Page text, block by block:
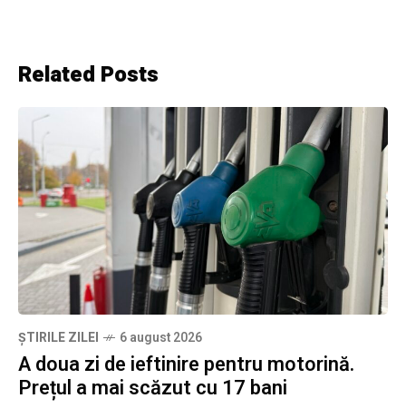
Related Posts
ȘTIRILE ZILEI 6 august 2026
A doua zi de ieftinire pentru motorină.
Prețul a mai scăzut cu 17 bani